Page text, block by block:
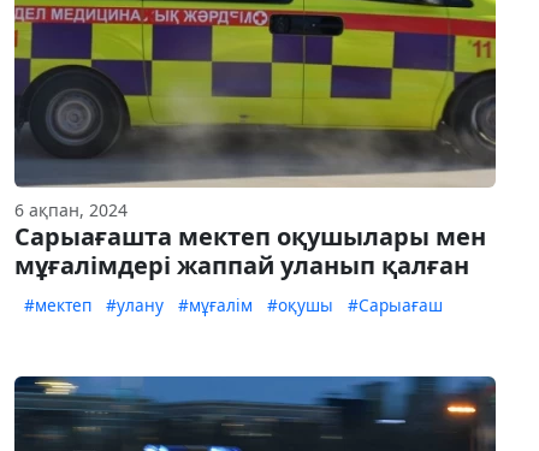
6 ақпан, 2024
Сарыағашта мектеп оқушылары мен
мұғалімдері жаппай уланып қалған
#мектеп #улану #мұғалім #оқушы #Сарыағаш